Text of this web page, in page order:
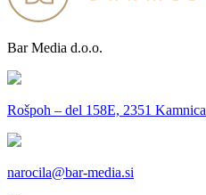
Bar Media d.o.o.
Rošpoh – del 158E, 2351 Kamnica
narocila@bar-media.si